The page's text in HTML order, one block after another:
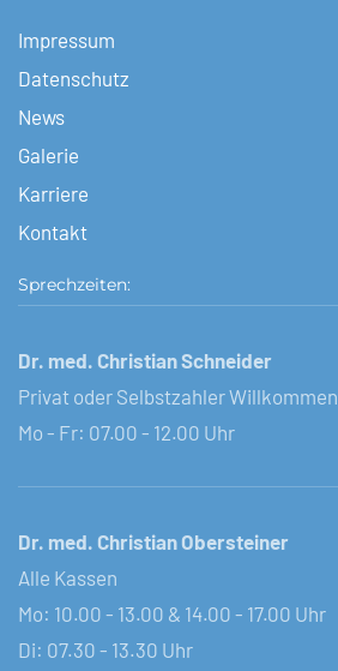
Impressum
Datenschutz
News
Galerie
Karriere
Kontakt
Sprechzeiten:
Dr. med. Christian Schneider
Privat oder Selbstzahler Willkommen
Mo - Fr: 07.00 - 12.00 Uhr
Dr. med. Christian Obersteiner
Alle Kassen
Mo: 10.00 - 13.00 & 14.00 - 17.00 Uhr
Di: 07.30 - 13.30 Uhr